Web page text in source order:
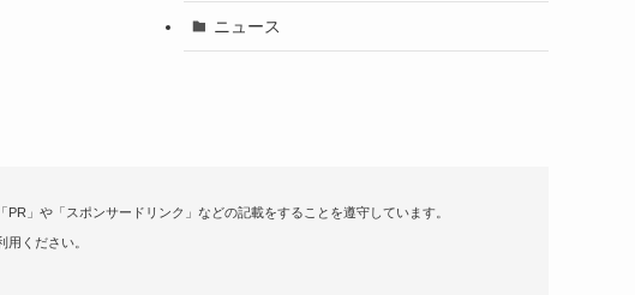
ニュース
」や「スポンサードリンク」などの記載をすることを遵守しています。
ください。